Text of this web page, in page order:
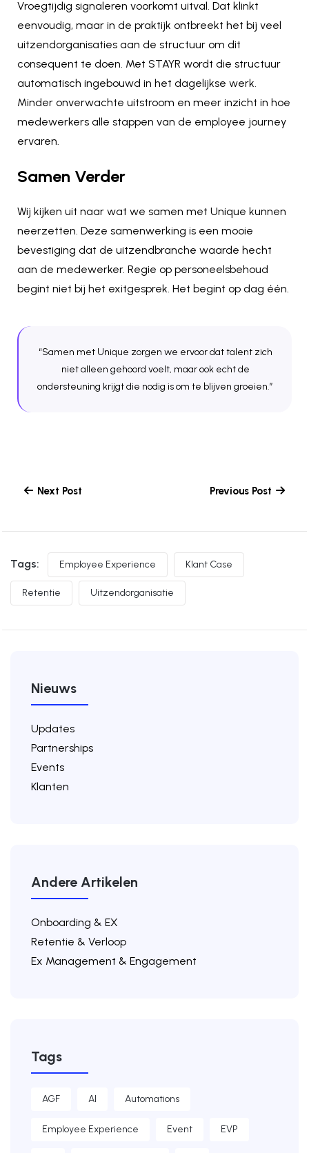
Vroegtijdig signaleren voorkomt uitval. Dat klinkt
eenvoudig, maar in de praktijk ontbreekt het bij veel
uitzendorganisaties aan de structuur om dit
consequent te doen. Met STAYR wordt die structuur
automatisch ingebouwd in het dagelijkse werk.
Minder onverwachte uitstroom en meer inzicht in hoe
medewerkers alle stappen van de employee journey
ervaren.
Samen Verder
Wij kijken uit naar wat we samen met Unique kunnen
neerzetten. Deze samenwerking is een mooie
bevestiging dat de uitzendbranche waarde hecht
aan de medewerker. Regie op personeelsbehoud
begint niet bij het exitgesprek. Het begint op dag één.
“Samen met Unique zorgen we ervoor dat talent zich
niet alleen gehoord voelt, maar ook echt de
ondersteuning krijgt die nodig is om te blijven groeien.”
Next Post Previous Post
Tags: Employee Experience Klant Case
Retentie Uitzendorganisatie
Nieuws
Updates
Partnerships
Events
Klanten
Andere Artikelen
Onboarding & EX
Retentie & Verloop
Ex Management & Engagement
Tags
AGF AI Automations
Employee Experience Event EVP